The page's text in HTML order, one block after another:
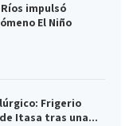
impulsó
El Niño
Frigerio
Itasa tras una...